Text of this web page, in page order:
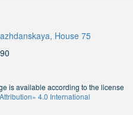
House 75
is available according to the license
4.0 International